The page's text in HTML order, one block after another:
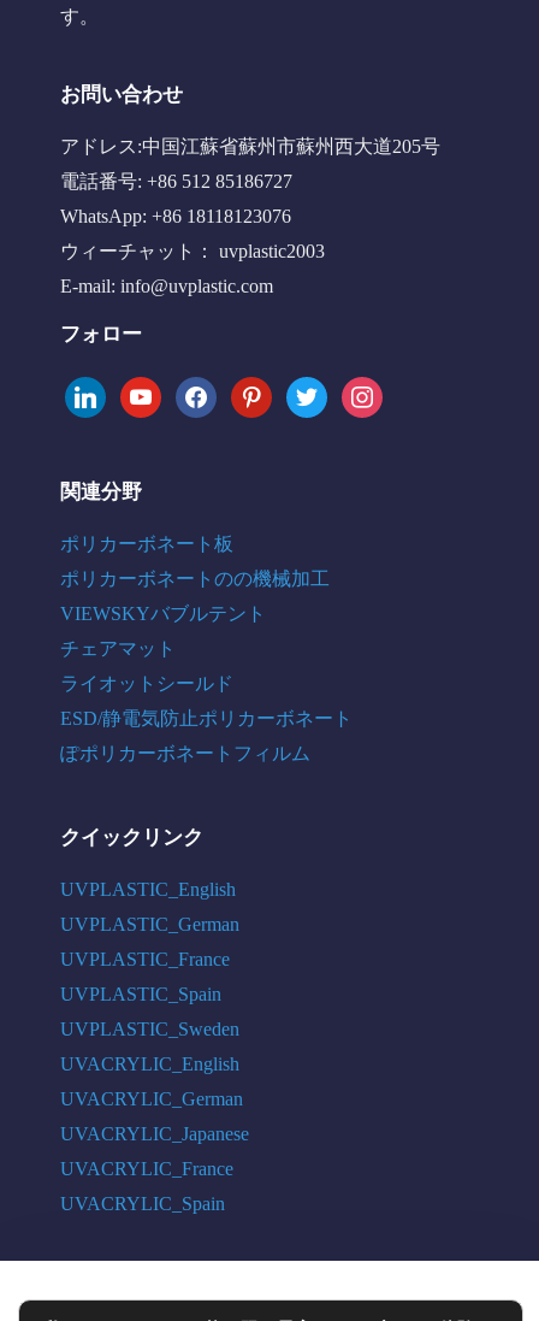
す。
お問い合わせ
アドレス:中国江蘇省蘇州市蘇州西大道205号
電話番号: +86 512 85186727
WhatsApp: +86 18118123076
ウィーチャット： uvplastic2003
E-mail: info@uvplastic.com
フォロー
linkedinyoutubefacebookpinteresttwitter instagram
関連分野
ポリカーボネート板
ポリカーボネートのの機械加工
VIEWSKYバブルテント
チェアマット
ライオットシールド
ESD/静電気防止ポリカーボネート
ぽポリカーボネートフィルム
クイックリンク
UVPLASTIC_English
UVPLASTIC_German
UVPLASTIC_France
UVPLASTIC_Spain
UVPLASTIC_Sweden
UVACRYLIC_English
UVACRYLIC_German
UVACRYLIC_Japanese
UVACRYLIC_France
UVACRYLIC_Spain